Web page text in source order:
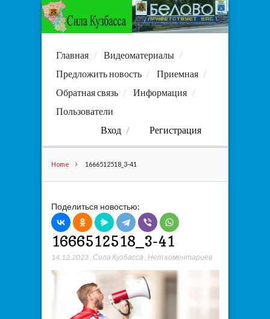
Главная
Видеоматериалы
Предложить новость
Приемная
Обратная связь
Информация
Пользователи
Вход
Регистрация
Home 1666512518_3-41
Поделиться новостью:
1666512518_3-41
14.12.2023, Сила Кузбасса Нет коментариев